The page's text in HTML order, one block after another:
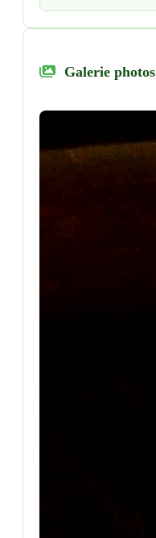
Galerie photos